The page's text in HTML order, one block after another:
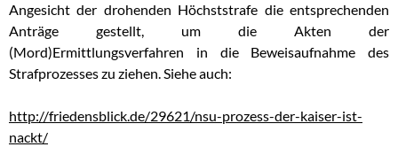
Angesicht der drohenden Höchststrafe die entsprechenden
Anträge gestellt, um die Akten der
(Mord)Ermittlungsverfahren in die Beweisaufnahme des
Strafprozesses zu ziehen. Siehe auch:
http://friedensblick.de/29621/nsu-prozess-der-kaiser-ist-
nackt/